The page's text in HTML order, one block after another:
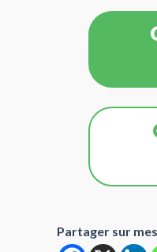
Partager sur